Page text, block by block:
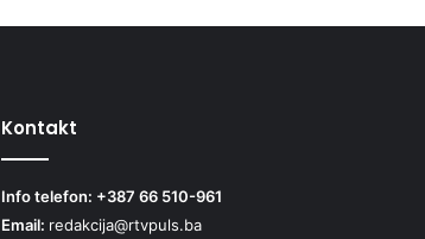
Kontakt
Info telefon: +387 66 510-961
Email: redakcija@rtvpuls.ba